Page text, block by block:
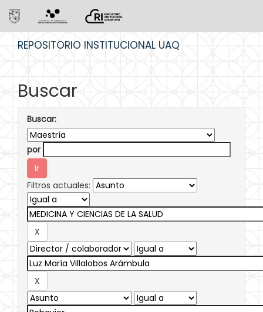
REPOSITORIO INSTITUCIONAL UAQ
Buscar
Buscar:
por
Filtros actuales: